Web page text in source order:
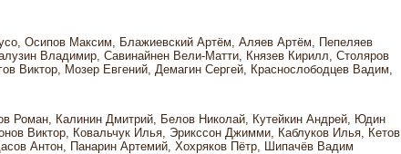
Осипов Максим, Блажиевский Артём, Аляев Артём, Пепеляев
Владимир, Савинайнен Вели-Матти, Князев Кирилл, Столяров
Виктор, Мозер Евгений, Демагин Сергей, Краснослободцев Вадим,
Роман, Калинин Дмитрий, Белов Николай, Кутейкин Андрей, Юдин
Виктор, Ковальчук Илья, Эрикссон Джимми, Каблуков Илья, Кетов
Антон, Панарин Артемий, Хохряков Пётр, Шипачёв Вадим